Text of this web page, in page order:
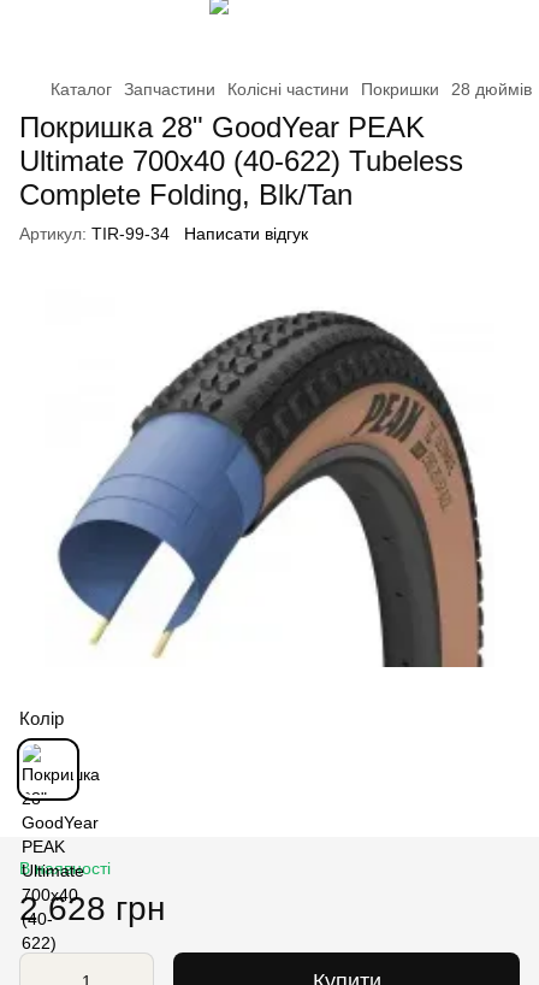
Каталог Запчастини Колісні частини Покришки 28 дюймів
Покришка 28" GoodYear PEAK
Ultimate 700x40 (40-622) Tubeless
Complete Folding, Blk/Tan
Артикул: TIR-99-34 Написати відгук
Колір
В наявності
2 628 грн